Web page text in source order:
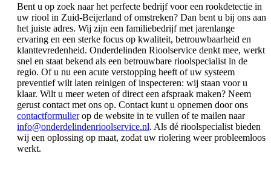
Bent u op zoek naar het perfecte bedrijf voor een rookdetectie in
uw riool in Zuid-Beijerland of omstreken? Dan bent u bij ons aan
het juiste adres. Wij zijn een familiebedrijf met jarenlange
ervaring en een sterke focus op kwaliteit, betrouwbaarheid en
klanttevredenheid. Onderdelinden Rioolservice denkt mee, werkt
snel en staat bekend als een betrouwbare rioolspecialist in de
regio. Of u nu een acute verstopping heeft of uw systeem
preventief wilt laten reinigen of inspecteren: wij staan voor u
klaar. Wilt u meer weten of direct een afspraak maken? Neem
gerust contact met ons op. Contact kunt u opnemen door ons
contactformulierop de website in te vullen of te mailen naar
info@onderdelindenrioolservice.nl. Als dé rioolspecialist bieden
wij een oplossing op maat, zodat uw riolering weer probleemloos
werkt.